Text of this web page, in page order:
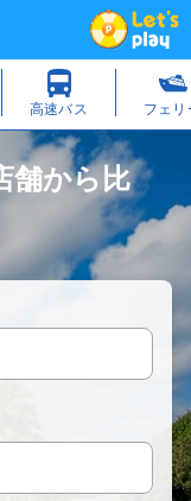
舗から比